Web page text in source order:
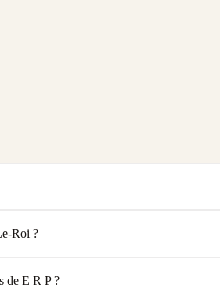
Roi ?
de E R P ?